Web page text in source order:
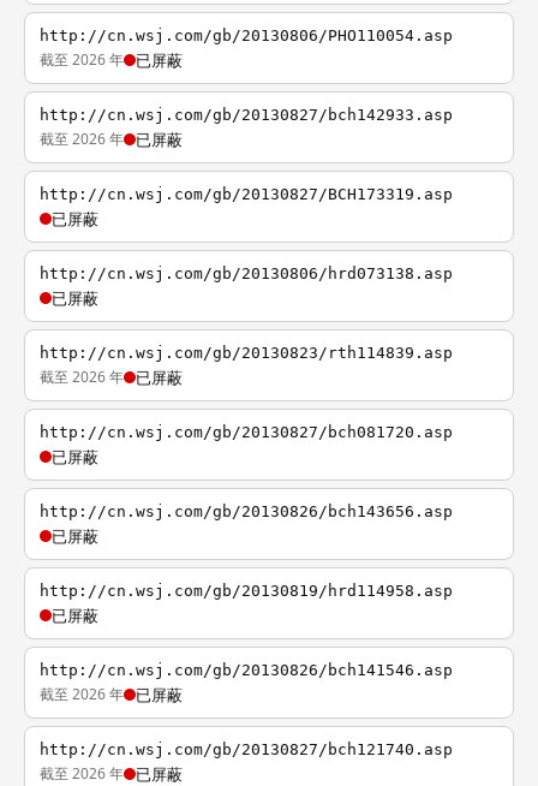
http://cn.wsj.com/gb/20130806/PHO110054.asp
截至 2026 年 已屏蔽
http://cn.wsj.com/gb/20130827/bch142933.asp
截至 2026 年 已屏蔽
http://cn.wsj.com/gb/20130827/BCH173319.asp
已屏蔽
http://cn.wsj.com/gb/20130806/hrd073138.asp
已屏蔽
http://cn.wsj.com/gb/20130823/rth114839.asp
截至 2026 年 已屏蔽
http://cn.wsj.com/gb/20130827/bch081720.asp
已屏蔽
http://cn.wsj.com/gb/20130826/bch143656.asp
已屏蔽
http://cn.wsj.com/gb/20130819/hrd114958.asp
已屏蔽
http://cn.wsj.com/gb/20130826/bch141546.asp
截至 2026 年 已屏蔽
http://cn.wsj.com/gb/20130827/bch121740.asp
截至 2026 年 已屏蔽